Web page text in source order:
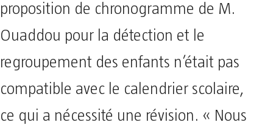
proposition de chronogramme de M.
Ouaddou pour la détection et le
regroupement des enfants n’était pas
compatible avec le calendrier scolaire,
ce qui a nécessité une révision. « Nous